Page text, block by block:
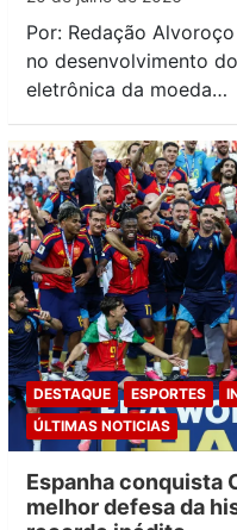
Por: Redação
no desenvolvimento
eletrônica da moeda…
DESTAQUE ESPORTES
ÚLTIMAS NOTICIAS
Espanha conquista
melhor defesa da